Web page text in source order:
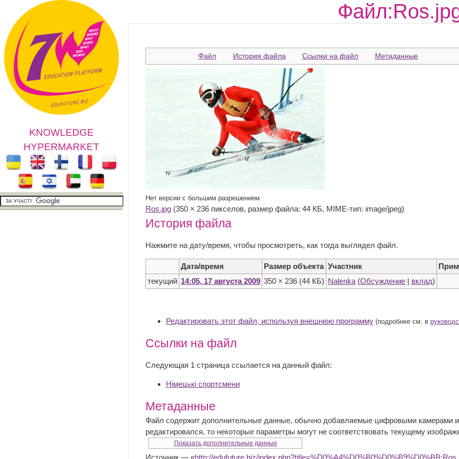
KNOWLEDGE
HYPERMARKET
Файл История файла Ссылки на файл Метаданные
Нет версии с большим разрешением.
Ros.jpg ‎ (350 × 236 пикселов, размер файла: 44 КБ, MIME-тип: image/jpeg)
История файла
Нажмите на дату/время, чтобы просмотреть, как тогда выглядел файл.
Дата/время Размер объекта Участник
текущий 14:05, 17 августа 2009 350 × 236 (44 КБ) Nalenka (Обсуждение | вклад)
Редактировать этот файл, используя внешнюю программу (подробнее см. в
Ссылки на файл
Следующая 1 страница ссылается на данный файл:
Німецькі спортсмени
Метаданные
Файл содержит дополнительные данные, обычно добавляемые цифровыми камерами
редактировался, то некоторые параметры могут не соответствовать текущему
Показать дополнительные данные